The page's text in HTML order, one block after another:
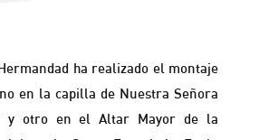
ha realizado el montaje
en la capilla de Nuestra Señora
y otro en el Altar Mayor de la